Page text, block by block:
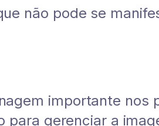
não pode se
importante nos
para gerenciar a